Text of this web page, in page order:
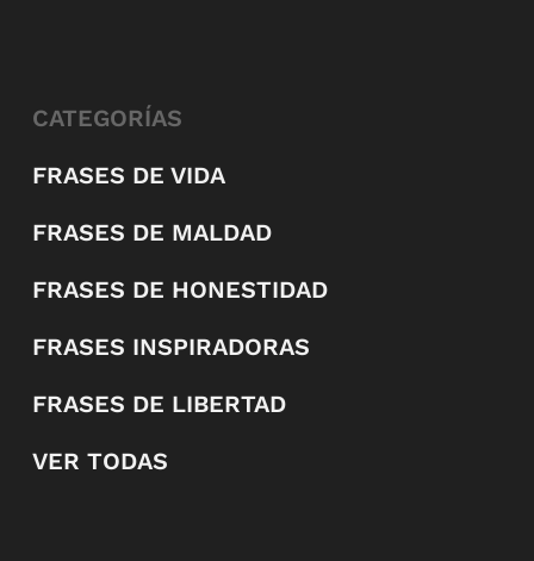
CATEGORÍAS
FRASES DE VIDA
FRASES DE MALDAD
FRASES DE HONESTIDAD
FRASES INSPIRADORAS
FRASES DE LIBERTAD
VER TODAS